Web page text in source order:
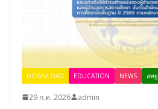
DOWNLOAD EDUCATION NEWS สพฐ.
29 ก.ค. 2026 admin